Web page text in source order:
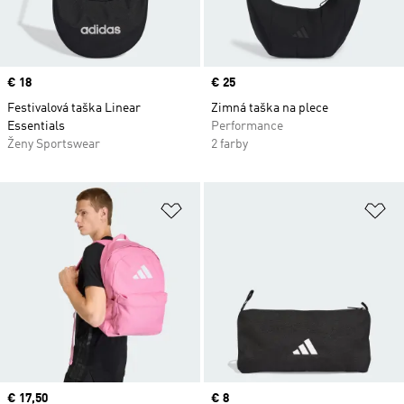
Price
€ 18
Festivalová taška Linear
Essentials
Ženy Sportswear
Price
€ 25
Zimná taška na plece
Performance
2 farby
Pridať do zoznamu želaných
Current price
€ 17,50 Price
€ 8